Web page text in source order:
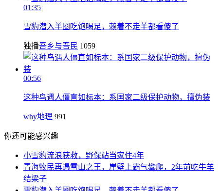
01:35
雪豹潜入羊圈吃饱喝足，赖着不走羊都看傻了
独播吾乡与吾民 1059
00:56
这种鸟遇人僵直如标本：系国家二级保护动物，擅伪装
why地理 991
你还可能感兴趣
小雪豹流浪获救，野保站当家住4年
青海牧民再遇雪山之王，崖壁上霸气攀爬，2年前吃牛羊
结梁子